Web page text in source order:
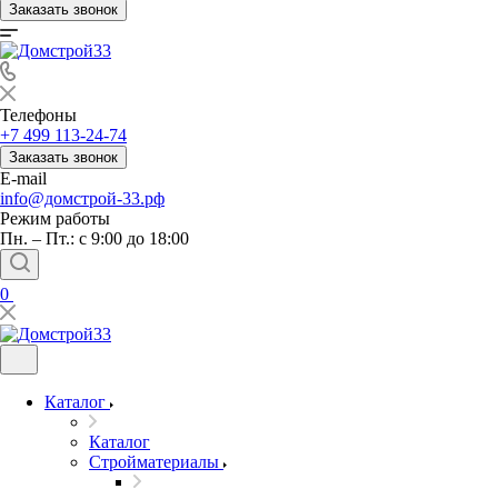
Заказать звонок
Телефоны
+7 499 113-24-74
Заказать звонок
E-mail
info@домстрой-33.рф
Режим работы
Пн. – Пт.: с 9:00 до 18:00
0
Каталог
Каталог
Стройматериалы